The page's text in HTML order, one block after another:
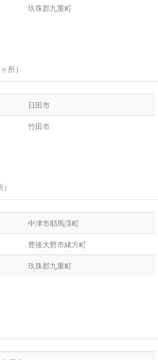
玖珠郡九重町
ヶ所）
日田市
竹田市
中津市耶馬渓町
豊後大野市緒方町
玖珠郡九重町